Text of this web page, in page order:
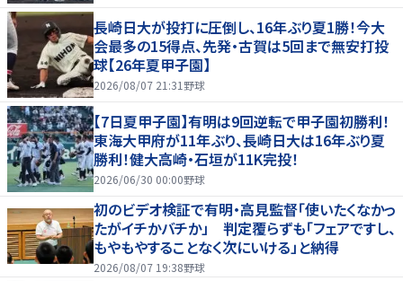
長崎日大が投打に圧倒し、16年ぶり夏1勝！今大
会最多の15得点、先発・古賀は5回まで無安打投
球【26年夏甲子園】
2026/08/07 21:31 野球
【7日夏甲子園】有明は9回逆転で甲子園初勝利！
東海大甲府が11年ぶり、長崎日大は16年ぶり夏
勝利！健大高崎・石垣が11K完投！
2026/06/30 00:00野球
初のビデオ検証で有明・高見監督「使いたくなかっ
たがイチかバチか」 判定覆らずも「フェアですし、
もやもやすることなく次にいける」と納得
2026/08/07 19:38野球